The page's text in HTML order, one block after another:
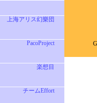
上海アリス幻樂団
PacoProject
楽想目
チームEffort